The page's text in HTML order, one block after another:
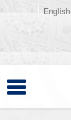
English